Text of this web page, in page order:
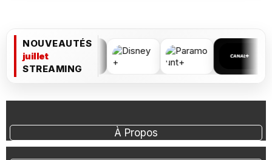
NOUVEAUTÉS
juillet
STREAMING
À Propos